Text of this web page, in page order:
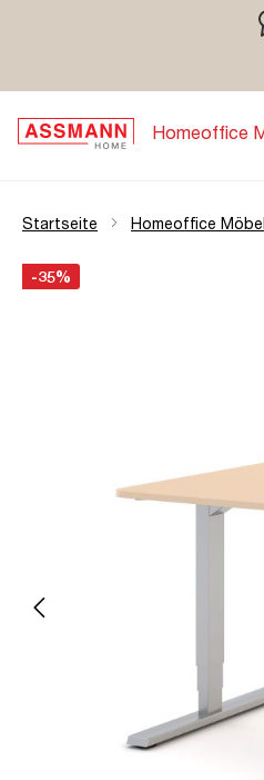
Zur Hauptnavigation
Homeoffice
Startseite Homeoffice
Bildergalerie überspringen
Öffne Zoom-Modal
-35%